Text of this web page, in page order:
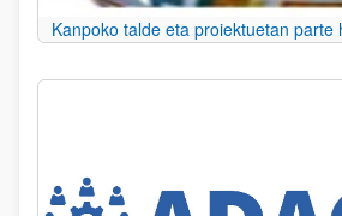
Kanpoko talde eta proiektuetan parte